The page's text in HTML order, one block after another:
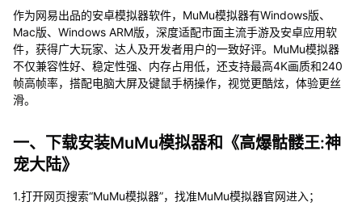
作为网易出品的安卓模拟器软件，MuMu模拟器有Windows版、
Mac版、Windows ARM版，深度适配市面主流手游及安卓应用软
件，获得广大玩家、达人及开发者用户的一致好评。MuMu模拟器
不仅兼容性好、稳定性强、内存占用低，还支持最高4K画质和240
帧高帧率，搭配电脑大屏及键鼠手柄操作，视觉更酷炫，体验更丝
滑。
一、下载安装MuMu模拟器和《高爆骷髅王:神
宠大陆》
1.打开网页搜索“MuMu模拟器”，找准MuMu模拟器官网进入；